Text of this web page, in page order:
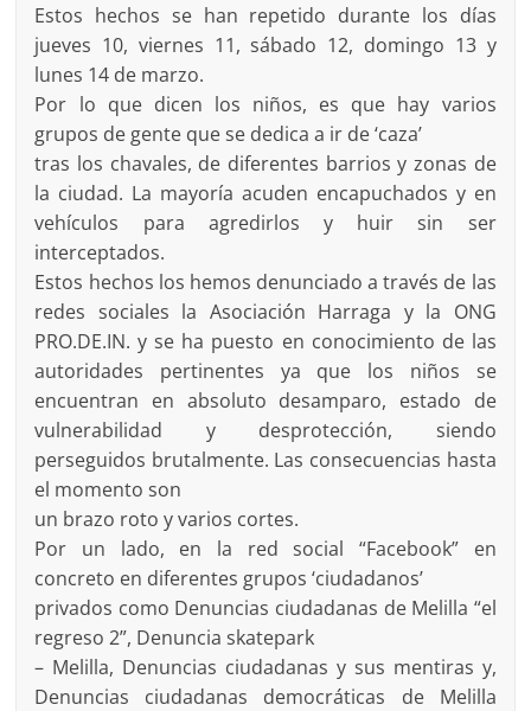
Estos hechos se han repetido durante los días
jueves 10, viernes 11, sábado 12, domingo 13 y
lunes 14 de marzo.
Por lo que dicen los niños, es que hay varios
grupos de gente que se dedica a ir de ‘caza’
tras los chavales, de diferentes barrios y zonas de
la ciudad. La mayoría acuden encapuchados y en
vehículos para agredirlos y huir sin ser
interceptados.
Estos hechos los hemos denunciado a través de las
redes sociales la Asociación Harraga y la ONG
PRO.DE.IN. y se ha puesto en conocimiento de las
autoridades pertinentes ya que los niños se
encuentran en absoluto desamparo, estado de
vulnerabilidad y desprotección, siendo
perseguidos brutalmente. Las consecuencias hasta
el momento son
un brazo roto y varios cortes.
Por un lado, en la red social “Facebook” en
concreto en diferentes grupos ‘ciudadanos’
privados como Denuncias ciudadanas de Melilla “el
regreso 2”, Denuncia skatepark
– Melilla, Denuncias ciudadanas y sus mentiras y,
Denuncias ciudadanas democráticas de Melilla